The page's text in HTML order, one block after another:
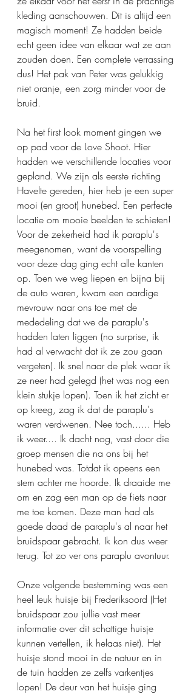
kleding aanschouwen. Dit is altijd een
magisch moment! Ze hadden beide
echt geen idee van elkaar wat ze aan
zouden doen. Een complete verrassing
dus! Het pak van Peter was gelukkig
niet oranje, een zorg minder voor de
bruid.
Na het first look moment gingen we
op pad voor de Love Shoot. Hier
hadden we verschillende locaties voor
gepland. We zijn als eerste richting
Havelte gereden, hier heb je een super
mooi (en groot) hunebed. Een perfecte
locatie om mooie beelden te schieten!
Voor de zekerheid had ik paraplu's
meegenomen, want de voorspelling
voor deze dag ging echt alle kanten
op. Toen we weg liepen en bijna bij
de auto waren, kwam een aardige
mevrouw naar ons toe met de
mededeling dat we de paraplu's
hadden laten liggen (no surprise, ik
had al verwacht dat ik ze zou gaan
vergeten). Ik snel naar de plek waar ik
ze neer had gelegd (het was nog een
klein stukje lopen). Toen ik het zicht er
op kreeg, zag ik dat de paraplu's
waren verdwenen. Nee toch...... Heb
ik weer.... Ik dacht nog, vast door die
groep mensen die na ons bij het
hunebed was. Totdat ik opeens een
stem achter me hoorde. Ik draaide me
om en zag een man op de fiets naar
me toe komen. Deze man had als
goede daad de paraplu's al naar het
bruidspaar gebracht. Ik kon dus weer
terug. Tot zo ver ons paraplu avontuur.
Onze volgende bestemming was een
heel leuk huisje bij Frederiksoord (Het
bruidspaar zou jullie vast meer
informatie over dit schattige huisje
kunnen vertellen, ik helaas niet). Het
huisje stond mooi in de natuur en in
de tuin hadden ze zelfs varkentjes
lopen! De deur van het huisje ging